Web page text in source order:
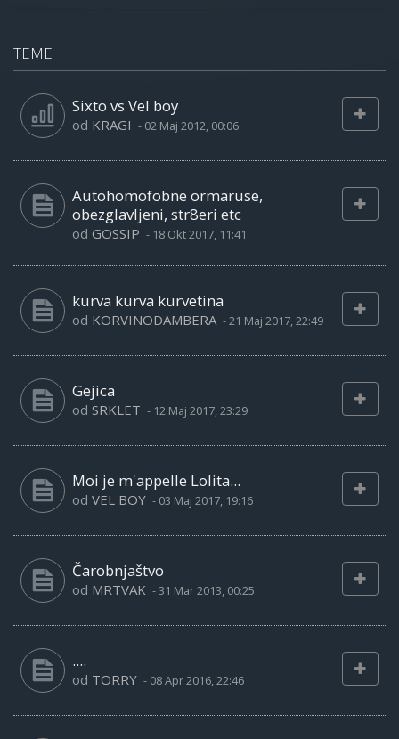
TEME
Sixto vs Vel boy
od KRAGI - 02 Maj 2012, 00:06
Autohomofobne ormaruse,
obezglavljeni, str8eri etc
od GOSSIP - 18 Okt 2017, 11:41
kurva kurva kurvetina
od KORVINODAMBERA -21 Maj 2017, 22:49
Gejica
od SRKLET - 12 Maj 2017, 23:29
Moi je m'appelle Lolita...
od VEL BOY - 03 Maj 2017, 19:16
Čarobnjaštvo
od MRTVAK -31 Mar 2013, 00:25
....
od TORRY - 08 Apr 2016, 22:46